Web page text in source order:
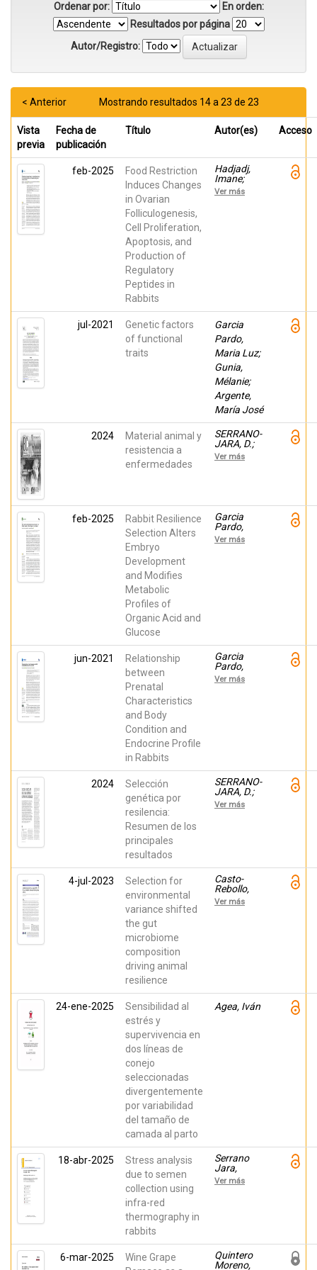
Ordenar por:
En orden:
Resultados por página
Autor/Registro:
Mostrando resultados 14 a 23 de 23
< Anterior
Vista
previa
Fecha de
publicación
Título Autor(es) Acceso
feb-2025
Food Restriction
Induces Changes
in Ovarian
Folliculogenesis,
Cell Proliferation,
Apoptosis, and
Production of
Regulatory
Peptides in
Rabbits
Hadjadj,
Imane;
Fabova,
Zuzana;
Sirotkin,
Alexander
V.
Ver más
jul-2021
Genetic factors
of functional
traits
Garcia
Pardo,
Maria Luz;
Gunia,
Mélanie;
Argente,
María José
2024
Material animal y
resistencia a
enfermedades
SERRANO-
JARA, D.;
Agea, Iván;
Argente
Pardo,
Maria Luz
Ver más
feb-2025
Rabbit Resilience
Selection Alters
Embryo
Development
and Modifies
Metabolic
Profiles of
Organic Acid and
Glucose
Garcia
Pardo,
Maria Luz;
Hadjadj,
Ver más
jun-2021
Relationship
between
Prenatal
Characteristics
and Body
Condition and
Endocrine Profile
in Rabbits
Garcia
Pardo,
Maria Luz;
Muelas,
Ver más
2024
Selección
genética por
resilencia:
Resumen de los
principales
resultados
SERRANO-
JARA, D.;
Agea, Iván;
Argente
Ver más
4-jul-2023
Selection for
environmental
variance shifted
the gut
microbiome
composition
driving animal
resilience
Casto-
Rebollo,
Cristina;
Argente,
Noelia
Ver más
24-ene-2025
Sensibilidad al
estrés y
supervivencia en
dos líneas de
conejo
seleccionadas
divergentemente
por variabilidad
del tamaño de
camada al parto
Agea, Iván
18-abr-2025
Stress analysis
due to semen
collection using
infra-red
thermography in
rabbits
Serrano
Jara,
Daniel;
Agea, Iván;
María José;
Garcia
Pardo,
Ver más
6-mar-2025
Wine Grape
Quintero
Moreno,